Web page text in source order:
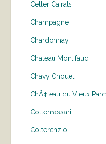
Celler Cairats
Champagne
Chardonnay
Chateau Montifaud
Chavy Chouet
ChÃ¢teau du Vieux Parc
Collemassari
Colterenzio